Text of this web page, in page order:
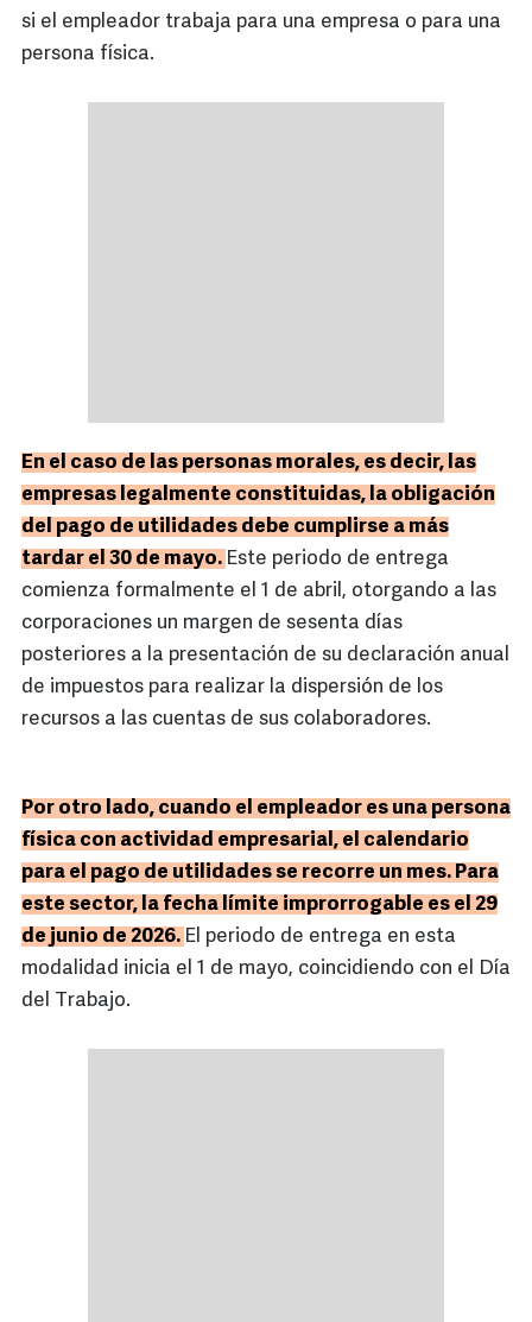
si el empleador trabaja para una empresa o para una
persona física.
En el caso de las personas morales, es decir, las
empresas legalmente constituidas, la obligación
del pago de utilidades debe cumplirse a más
tardar el 30 de mayo. Este periodo de entrega
comienza formalmente el 1 de abril, otorgando a las
corporaciones un margen de sesenta días
posteriores a la presentación de su declaración anual
de impuestos para realizar la dispersión de los
recursos a las cuentas de sus colaboradores.
Por otro lado, cuando el empleador es una persona
física con actividad empresarial, el calendario
para el pago de utilidades se recorre un mes. Para
este sector, la fecha límite improrrogable es el 29
de junio de 2026. El periodo de entrega en esta
modalidad inicia el 1 de mayo, coincidiendo con el Día
del Trabajo.